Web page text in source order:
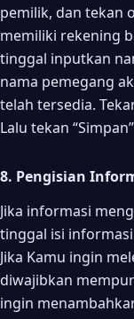
pemilik, dan tekan
memiliki rekening
tinggal inputkan
nama pemegang
telah tersedia.
Lalu tekan
8. Pengisian
Jika informasi
tinggal isi
Jika Kamu ingin
diwajibkan
ingin